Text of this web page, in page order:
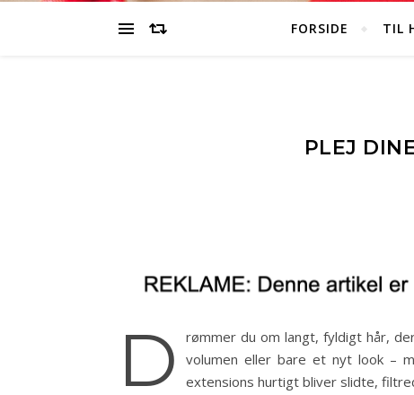
FORSIDE TIL
PLEJ
D
rømmer du om langt, fyldigt hår,
volumen eller bare et nyt look –
extensions hurtigt bliver slidte,